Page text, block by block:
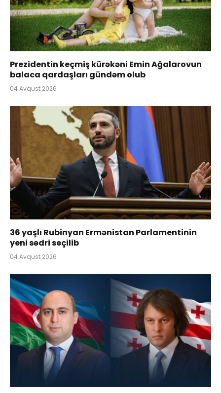
Prezidentin keçmiş kürəkəni Emin Ağalarovun
balaca qardaşları gündəm olub
04 Avqust 2026
36 yaşlı Rubinyan Ermənistan Parlamentinin
yeni sədri seçilib
04 Avqust 2026